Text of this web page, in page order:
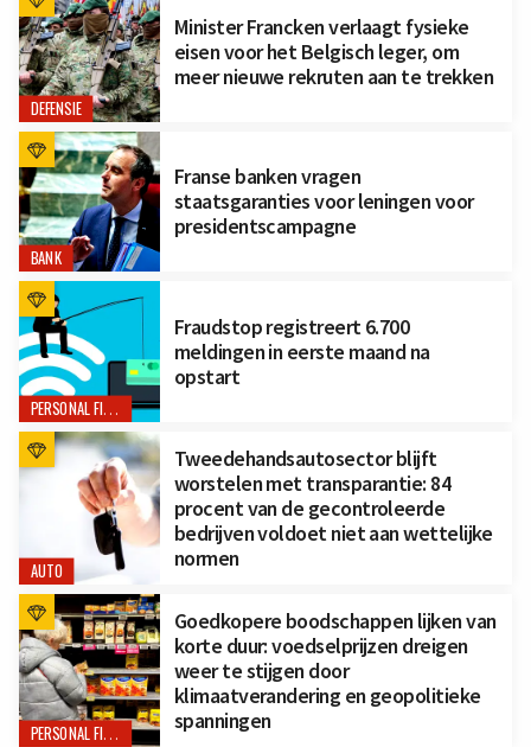
DEFENSIE
Minister Francken verlaagt fysieke
eisen voor het Belgisch leger, om
meer nieuwe rekruten aan te trekken
BANK
Franse banken vragen
staatsgaranties voor leningen voor
presidentscampagne
PERSONAL FINANCE
Fraudstop registreert 6.700
meldingen in eerste maand na
opstart
AUTO
Tweedehandsautosector blijft
worstelen met transparantie: 84
procent van de gecontroleerde
bedrijven voldoet niet aan wettelijke
normen
PERSONAL FINANCE
Goedkopere boodschappen lijken van
korte duur: voedselprijzen dreigen
weer te stijgen door
klimaatverandering en geopolitieke
spanningen